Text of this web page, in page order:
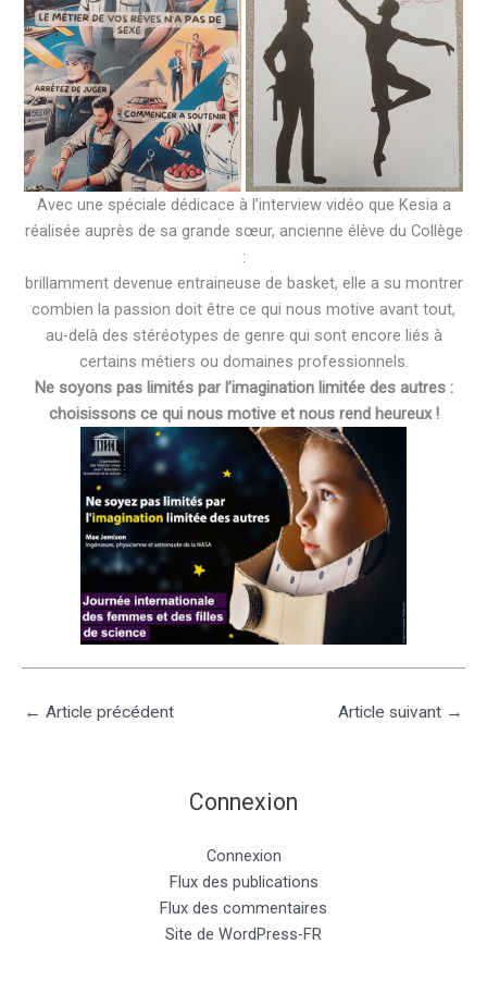
Avec une spéciale dédicace à l’interview vidéo que Kesia a
réalisée auprès de sa grande sœur, ancienne élève du Collège
:
brillamment devenue entraineuse de basket, elle a su montrer
combien la passion doit être ce qui nous motive avant tout,
au-delà des stéréotypes de genre qui sont encore liés à
certains métiers ou domaines professionnels.
Ne soyons pas limités par l’imagination limitée des autres :
choisissons ce qui nous motive et nous rend heureux !
← Article précédent Article suivant →
Connexion
Connexion
Flux des publications
Flux des commentaires
Site de WordPress-FR